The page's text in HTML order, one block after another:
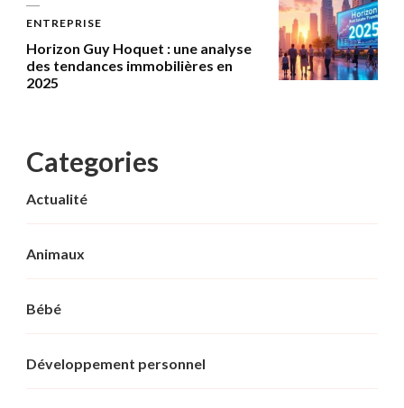
ENTREPRISE
Horizon Guy Hoquet : une analyse
des tendances immobilières en
2025
Categories
Actualité
Animaux
Bébé
Développement personnel